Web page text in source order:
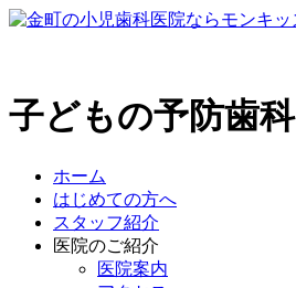
子どもの予防歯科
ホーム
はじめての方へ
スタッフ紹介
医院のご紹介
医院案内